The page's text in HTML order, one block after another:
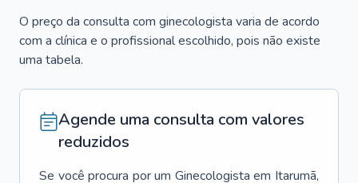
O preço da consulta com ginecologista varia de acordo
com a clínica e o profissional escolhido, pois não existe
uma tabela.
Agende uma consulta com valores
reduzidos
Se você procura por um Ginecologista em Itarumã,